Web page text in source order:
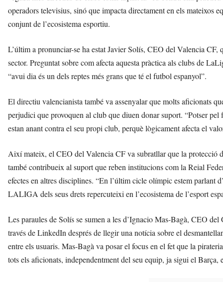
operadors televisius, sinó que impacta directament en els mateixos
conjunt de l’ecosistema esportiu.
L’últim a pronunciar-se ha estat Javier Solís, CEO del Valencia
sector. Preguntat sobre com afecta aquesta pràctica als clubs de
“avui dia és un dels reptes més grans que té el futbol espanyol”.
El directiu valencianista també va assenyalar que molts aficionats
perjudici que provoquen al club que diuen donar suport. “Potser pel
estan anant contra el seu propi club, perquè lògicament afecta el
Així mateix, el CEO del Valencia CF va subratllar que la protecció
també contribueix al suport que reben institucions com la Reial
efectes en altres disciplines. “En l’últim cicle olímpic estem parlant
LALIGA dels seus drets repercuteixi en l’ecosistema de l’esport
Les paraules de Solís se sumen a les d’Ignacio Mas-Bagà, CEO
través de LinkedIn després de llegir una notícia sobre el
entre els usuaris. Mas-Bagà va posar el focus en el fet que la
tots els aficionats, independentment del seu equip, ja sigui el